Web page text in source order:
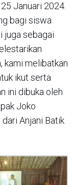
Januari 2024.
bagi siswa
juga sebagai
kami melibatkan
ikut serta
ini dibuka oleh
Joko
Anjani Batik